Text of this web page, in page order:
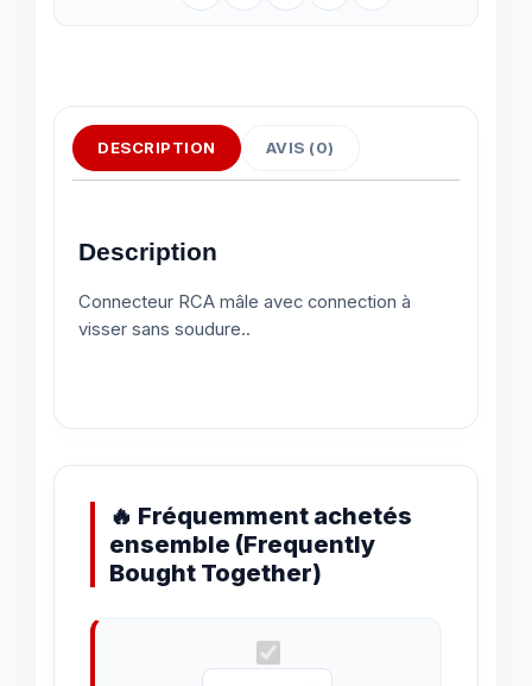
DESCRIPTION AVIS (0)
Description
Connecteur RCA mâle avec connection à
visser sans soudure..
🔥 Fréquemment achetés
ensemble (Frequently
Bought Together)